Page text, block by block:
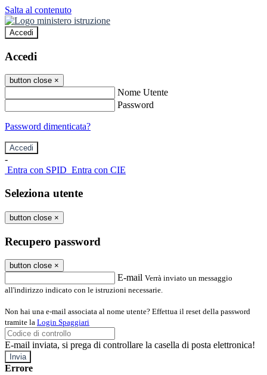
Salta al contenuto
Accedi
Accedi
button close ×
Nome Utente
Password
Password dimenticata?
-
Entra con SPID Entra con CIE
Seleziona utente
button close ×
Recupero password
button close ×
E-mail Verrà inviato un messaggio
all'indirizzo indicato con le istruzioni necessarie.
Non hai una e-mail associata al nome utente? Effettua il reset della password
tramite la Login Spaggiari
E-mail inviata, si prega di controllare la casella di posta elettronica!
Errore